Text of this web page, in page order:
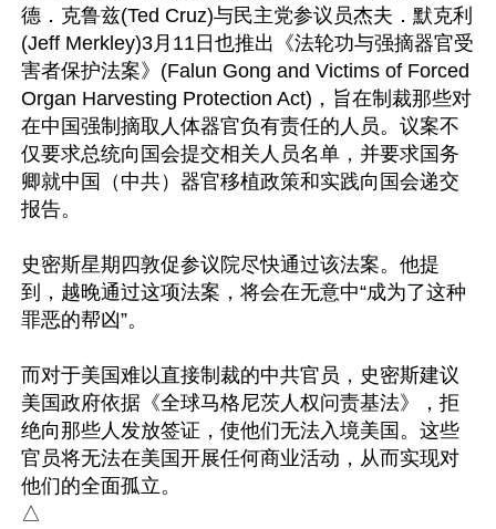
德．克鲁兹(Ted Cruz)与民主党参议员杰夫．默克利
(Jeff Merkley)3月11日也推出《法轮功与强摘器官受
害者保护法案》(Falun Gong and Victims of Forced
Organ Harvesting Protection Act)，旨在制裁那些对
在中国强制摘取人体器官负有责任的人员。议案不
仅要求总统向国会提交相关人员名单，并要求国务
卿就中国（中共）器官移植政策和实践向国会递交
报告。
史密斯星期四敦促参议院尽快通过该法案。他提
到，越晚通过这项法案，将会在无意中“成为了这种
罪恶的帮凶”。
而对于美国难以直接制裁的中共官员，史密斯建议
美国政府依据《全球马格尼茨人权问责基法》，拒
绝向那些人发放签证，使他们无法入境美国。这些
官员将无法在美国开展任何商业活动，从而实现对
他们的全面孤立。